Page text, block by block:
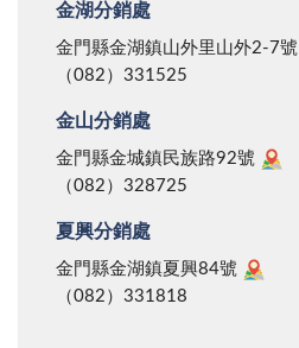
金湖分銷處
金門縣金湖鎮山外里山外2-7號
（082）331525
金山分銷處
金門縣金城鎮民族路92號
（082）328725
夏興分銷處
金門縣金湖鎮夏興84號
（082）331818